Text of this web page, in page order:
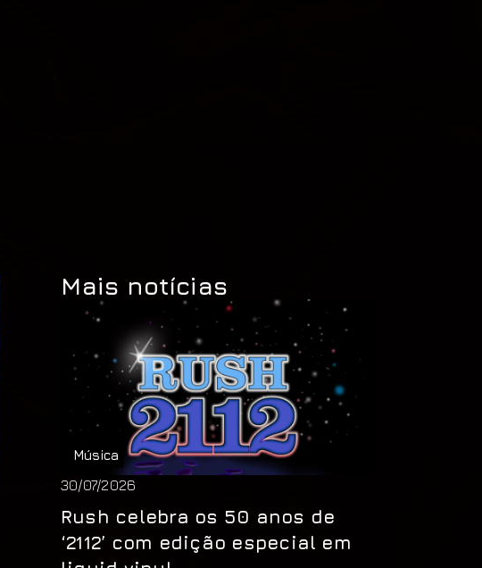
Mais notícias
Música
30/07/2026
Rush celebra os 50 anos de
‘2112’ com edição especial em